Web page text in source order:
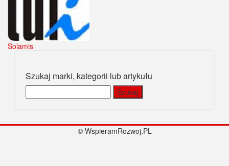
Solamis
Szukaj marki, kategorii lub artykułu
© WspieramRozwoj.PL